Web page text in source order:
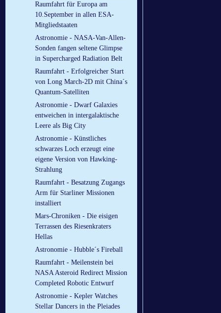
Raumfahrt für Europa am
10.September in allen ESA-
Mitgliedstaaten
Astronomie - NASA-Van-Allen-
Sonden fangen seltene Glimpse
in Supercharged Radiation Belt
Raumfahrt - Erfolgreicher Start
von Long March-2D mit China´s
Quantum-Satelliten
Astronomie - Dwarf Galaxies
entweichen in intergalaktische
Leere als Big City
Astronomie - Künstliches
schwarzes Loch erzeugt eine
eigene Version von Hawking-
Strahlung
Raumfahrt - Besatzung Zugangs
Arm für Starliner Missionen
installiert
Mars-Chroniken - Die eisigen
Terrassen des Riesenkraters
Hellas
Astronomie - Hubble´s Fireball
Raumfahrt - Meilenstein bei
NASA Asteroid Redirect Mission
Completed Robotic Entwurf
Astronomie - Kepler Watches
Stellar Dancers in the Pleiades